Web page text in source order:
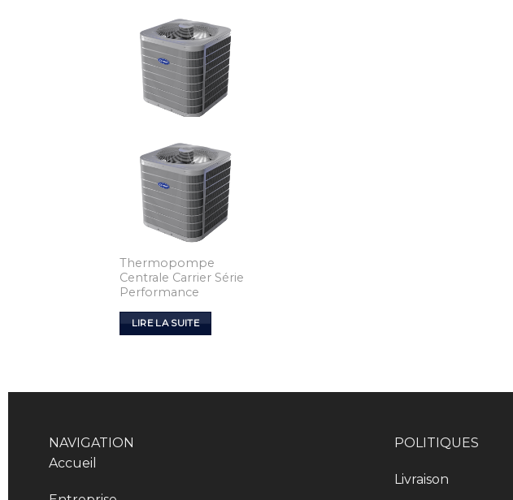
Add to
Wishlist
Thermopompe
Centrale Carrier Série
Performance
LIRE LA SUITE
NAVIGATION
Accueil
POLITIQUES
Livraison